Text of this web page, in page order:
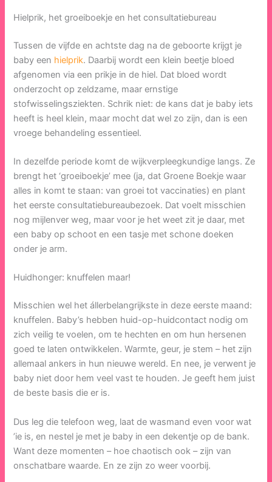
Hielprik, het groeiboekje en het consultatiebureau
Tussen de vijfde en achtste dag na de geboorte krijgt je
baby een hielprik. Daarbij wordt een klein beetje bloed
afgenomen via een prikje in de hiel. Dat bloed wordt
onderzocht op zeldzame, maar ernstige
stofwisselingsziekten. Schrik niet: de kans dat je baby iets
heeft is heel klein, maar mocht dat wel zo zijn, dan is een
vroege behandeling essentieel.
In dezelfde periode komt de wijkverpleegkundige langs. Ze
brengt het ‘groeiboekje’ mee (ja, dat Groene Boekje waar
alles in komt te staan: van groei tot vaccinaties) en plant
het eerste consultatiebureaubezoek. Dat voelt misschien
nog mijlenver weg, maar voor je het weet zit je daar, met
een baby op schoot en een tasje met schone doeken
onder je arm.
Huidhonger: knuffelen maar!
Misschien wel het állerbelangrijkste in deze eerste maand:
knuffelen. Baby’s hebben huid-op-huidcontact nodig om
zich veilig te voelen, om te hechten en om hun hersenen
goed te laten ontwikkelen. Warmte, geur, je stem – het zijn
allemaal ankers in hun nieuwe wereld. En nee, je verwent je
baby niet door hem veel vast te houden. Je geeft hem juist
de beste basis die er is.
Dus leg die telefoon weg, laat de wasmand even voor wat
’ie is, en nestel je met je baby in een dekentje op de bank.
Want deze momenten – hoe chaotisch ook – zijn van
onschatbare waarde. En ze zijn zo weer voorbij.